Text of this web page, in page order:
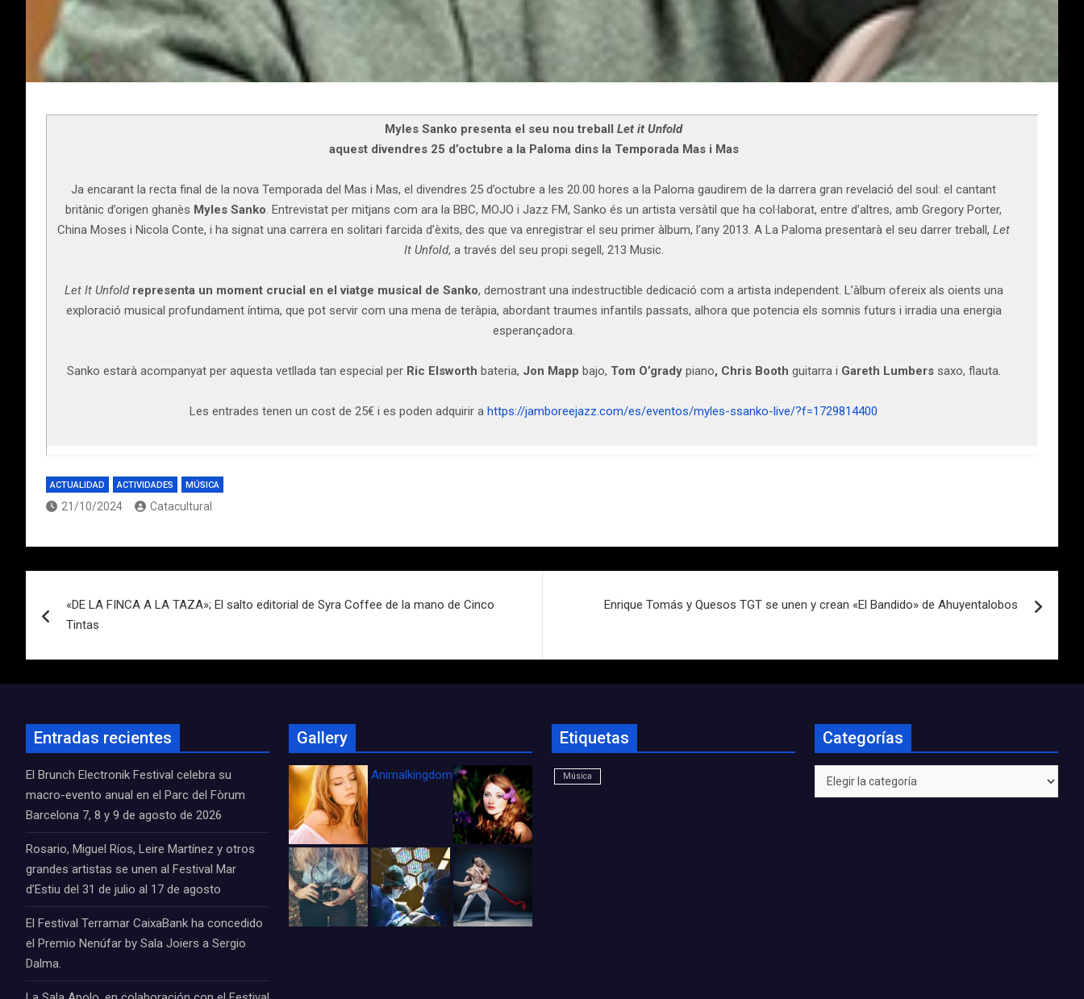
Myles Sanko presenta el seu nou treball Let it Unfold
aquest divendres 25 d’octubre a la Paloma dins la Temporada Mas i Mas
Ja encarant la recta final de la nova Temporada del Mas i Mas, el divendres 25 d’octubre a les 20.00 hores a la Paloma gaudirem de la darrera gran revelació del soul: el cantant
britànic d’origen ghanès Myles Sanko. Entrevistat per mitjans com ara la BBC, MOJO i Jazz FM, Sanko és un artista versàtil que ha col·laborat, entre d’altres, amb Gregory Porter,
China Moses i Nicola Conte, i ha signat una carrera en solitari farcida d’èxits, des que va enregistrar el seu primer àlbum, l’any 2013. A La Paloma presentarà el seu darrer treball, Let
It Unfold, a través del seu propi segell, 213 Music.
Let It Unfold representa un moment crucial en el viatge musical de Sanko, demostrant una indestructible dedicació com a artista independent. L’àlbum ofereix als oients una
exploració musical profundament íntima, que pot servir com una mena de teràpia, abordant traumes infantils passats, alhora que potencia els somnis futurs i irradia una energia
esperançadora.
Sanko estarà acompanyat per aquesta vetllada tan especial per Ric Elsworth bateria, Jon Mapp bajo, Tom O’gradypiano, Chris Booth guitarra i Gareth Lumberssaxo, flauta.
Les entrades tenen un cost de 25€ i es poden adquirir a https://jamboreejazz.com/es/eventos/myles-ssanko-live/?f=1729814400
ACTUALIDAD ACTIVIDADES MÚSICA
21/10/2024 Catacultural
de
entradas
«DE LA FINCA A LA TAZA»; El salto editorial de Syra Coffee de la mano de Cinco
Tintas
Enrique Tomás y Quesos TGT se unen y crean «El Bandido» de Ahuyentalobos
Entradas recientes
El Brunch Electronik Festival celebra su
macro-evento anual en el Parc del Fòrum
Barcelona 7, 8 y 9 de agosto de 2026
Rosario, Miguel Ríos, Leire Martínez y otros
grandes artistas se unen al Festival Mar
d’Estiu del 31 de julio al 17 de agosto
El Festival Terramar CaixaBank ha concedido
el Premio Nenúfar by Sala Joiers a Sergio
Dalma.
Gallery
Animalkingdom_FichaCine
Etiquetas
Música
Categorías
Categorías